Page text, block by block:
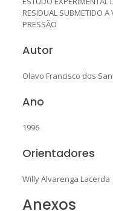
RESIDUAL SUBMETIDO A
PRESSÃO
Autor
Olavo Francisco dos
Ano
1996
Orientadores
Willy Alvarenga Lacerda
Anexos